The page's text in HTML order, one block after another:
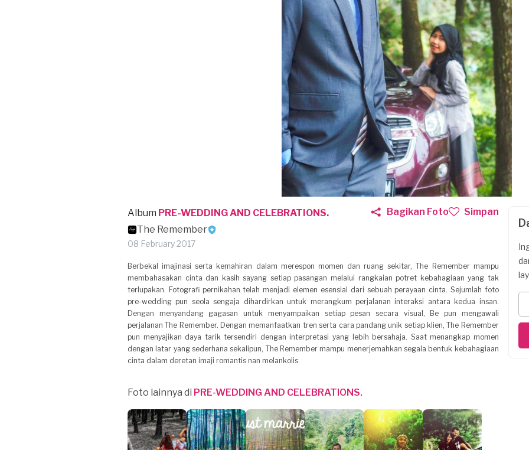
Album PRE-WEDDING AND CELEBRATIONS.
The Remember
08 February 2017
Bagikan Foto Simpan
Berbekal imajinasi serta kemahiran dalam merespon momen dan ruang sekitar, The Remember mampu
membahasakan cinta dan kasih sayang setiap pasangan melalui rangkaian potret kebahagiaan yang tak
terlupakan. Fotografi pernikahan telah menjadi elemen esensial dari sebuah perayaan cinta. Sejumlah foto
pre-wedding pun seola sengaja dihardirkan untuk merangkum perjalanan interaksi antara kedua insan.
Dengan menyandang gagasan untuk menyampaikan setiap pesan secara visual, Be pun mengawali
perjalanan The Remember. Dengan memanfaatkan tren serta cara pandang unik setiap klien, The Remember
pun menyajikan daya tarik tersendiri dengan interpretasi yang lebih bersahaja. Saat menangkap momen
dengan latar yang sederhana sekalipun, The Remember mampu menerjemahkan segala bentuk kebahagiaan
cinta dalam deretan imaji romantis nan melankolis.
Foto lainnya di PRE-WEDDING AND CELEBRATIONS.